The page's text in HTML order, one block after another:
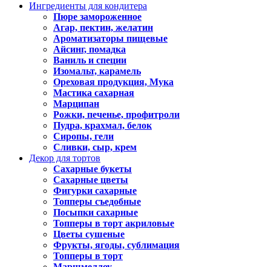
Ингредиенты для кондитера
Пюре замороженное
Агар, пектин, желатин
Ароматизаторы пищевые
Айсинг, помадка
Ваниль и специи
Изомальт, карамель
Ореховая продукция, Мука
Мастика сахарная
Марципан
Рожки, печенье, профитроли
Пудра, крахмал, белок
Сиропы, гели
Сливки, сыр, крем
Декор для тортов
Сахарные букеты
Сахарные цветы
Фигурки сахарные
Топперы съедобные
Посыпки сахарные
Топперы в торт акриловые
Цветы сушеные
Фрукты, ягоды, сублимация
Топперы в торт